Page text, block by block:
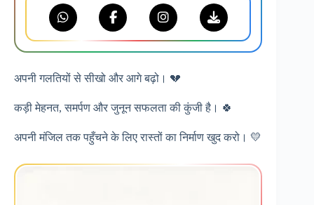
अपनी गलतियों से सीखो और आगे बढ़ो। 💔
कड़ी मेहनत, समर्पण और जुनून सफलता की कुंजी है। 🍀
अपनी मंजिल तक पहुँचने के लिए रास्तों का निर्माण खुद करो। 💛